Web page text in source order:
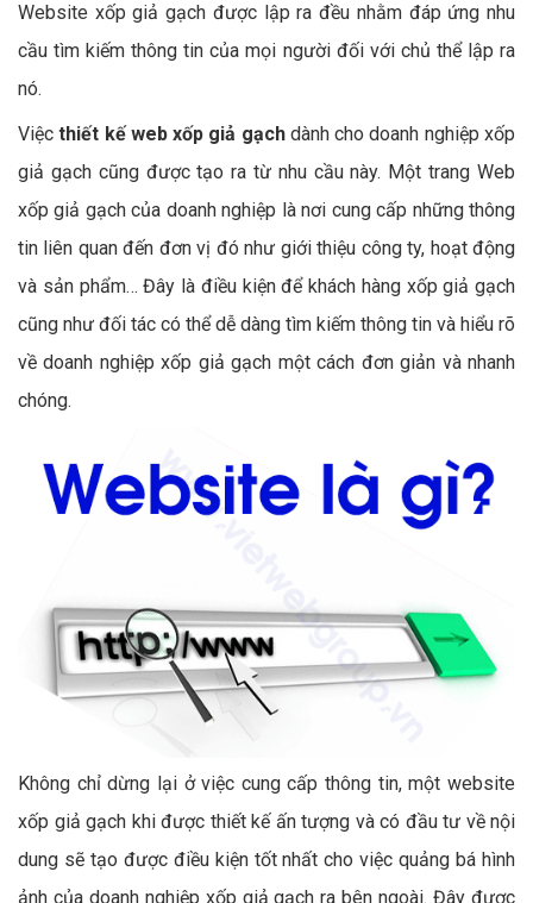
Website xốp giả gạch được lập ra đều nhằm đáp ứng nhu
cầu tìm kiếm thông tin của mọi người đối với chủ thể lập ra
nó.
Việcthiết kế web xốp giả gạchdành cho doanh nghiệp xốp
giả gạch cũng được tạo ra từ nhu cầu này. Một trang Web
xốp giả gạch của doanh nghiệp là nơi cung cấp những thông
tin liên quan đến đơn vị đó như giới thiệu công ty, hoạt động
và sản phẩm… Đây là điều kiện để khách hàng xốp giả gạch
cũng như đối tác có thể dễ dàng tìm kiếm thông tin và hiểu rõ
về doanh nghiệp xốp giả gạch một cách đơn giản và nhanh
chóng.
Không chỉ dừng lại ở việc cung cấp thông tin, một website
xốp giả gạch khi được thiết kế ấn tượng và có đầu tư về nội
dung sẽ tạo được điều kiện tốt nhất cho việc quảng bá hình
ảnh của doanh nghiệp xốp giả gạch ra bên ngoài. Đây được